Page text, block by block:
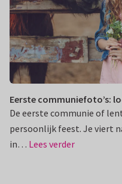
Eerste communiefoto’s:
De eerste communie of
persoonlijk feest. Je viert
in… Lees verder